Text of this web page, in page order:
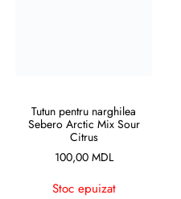
CITEȘTE MAI MULT
Tutun pentru narghilea
Sebero Arctic Mix Sour
Citrus
100,00 MDL
Stoc epuizat